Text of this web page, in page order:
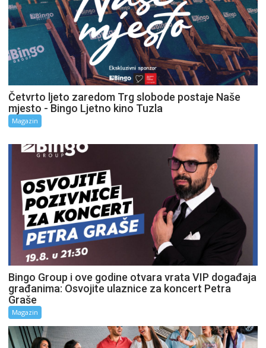
Četvrto ljeto zaredom Trg slobode postaje Naše
mjesto - Bingo Ljetno kino Tuzla
Magazin
Bingo Group i ove godine otvara vrata VIP događaja
građanima: Osvojite ulaznice za koncert Petra
Graše
Magazin